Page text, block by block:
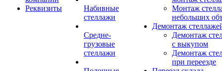
Реквизиты
Набивные
стеллажи
Средне-
грузовые
стеллажи
Монтаж
небольших
Демонтаж
Демонтаж
с выкупом
Демонтаж
при переезде